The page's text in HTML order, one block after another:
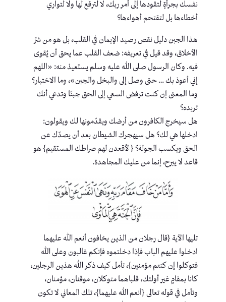
نفسك بجرأةٍ لتقودها إلى أمر ربك، لا لترقّع لها ولا لتواري
أخطاءها بل لتقتحم أهواءها؟
هذا الجبن دليل نقص رصيد الإيمان في القلب، بل هو من شرِّ
الأخلاق، وقد قيل في تعريفه: ضعف القلب عما يحق أن يُقوى
فيه. وكان الرسول صلى الله عليه وسلم يستعيذ منه: «اللهم
إني أعوذ بك … حتى وصل إلى والبخل والجبن»، وما الاختبار؟
وما المعنى إن كنت ترفض السعي إلى الحق جبنًا وتدعي أنك
تريده؟
هل سيخرج الكافرون من أرضك ويقدّمونها لك ويقولون:
ادخلها هي لك؟ هل سيهجرك الشيطان بعد أن يصدّك عن
الحق ويكسب الجولة؟ { لأقعدن لهم صراطك المستقيم} هو
قاعد لا يبرح، إنما من عليك المجاهدة.
تليها الآية {قال رجلان من الذين يخافون أنعم الله عليهما
ادخلوا عليهم الباب فإذا دخلتموه فإنكم غالبون وعلى الله
فتوكلوا إن كنتم مؤمنين}، تأمل كيف ذكر الله هذين الرجلين،
كانا بمقامٍ غير أولئك، قلباهما متوكلان، موقنان، مؤمنان،
وتأمل في قوله تعالى {أنعم الله عليهما}، تلك المعاني لا تكون